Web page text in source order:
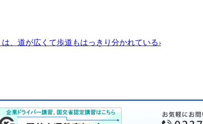
、道が広くて歩道もはっきり分かれている›